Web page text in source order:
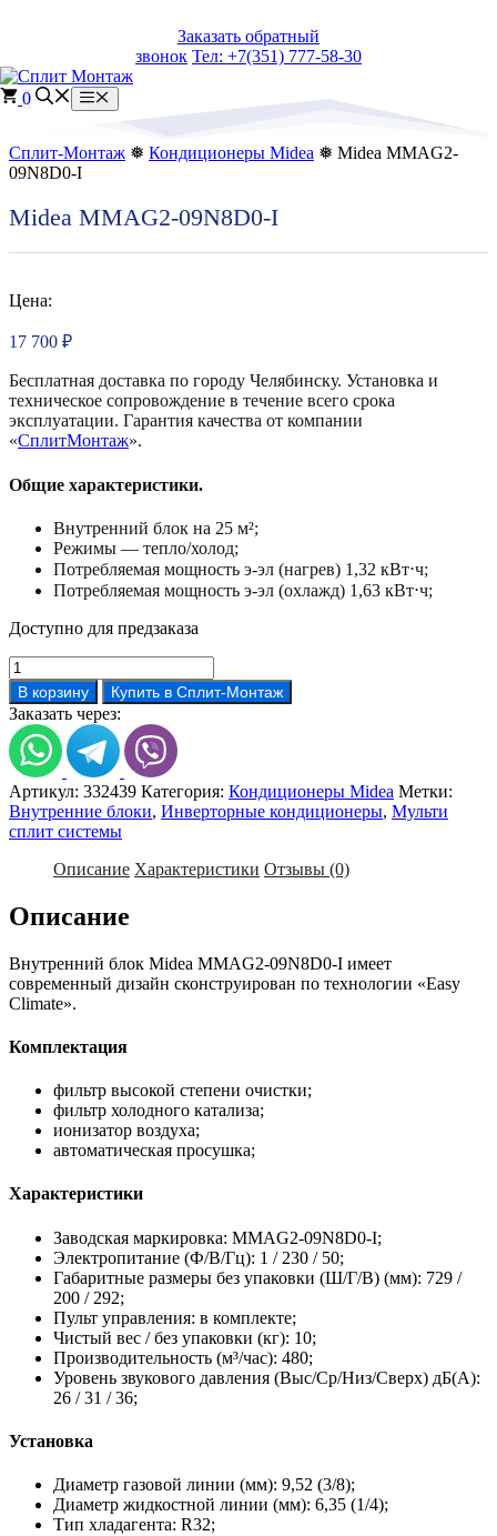
Заказать обратный
звонок Тел: +7(351) 777-58-30
0 Меню
Сплит-Монтаж ❅ Кондиционеры Midea ❅ Midea MMAG2-
09N8D0-I
Midea MMAG2-09N8D0-I
Цена:
17 700 ₽
Бесплатная доставка по городу Челябинску. Установка и
техническое сопровождение в течение всего срока
эксплуатации. Гарантия качества от компании
«СплитМонтаж».
Общие характеристики.
Внутренний блок на 25 м²;
Режимы — тепло/холод;
Потребляемая мощность э-эл (нагрев) 1,32 кВт⋅ч;
Потребляемая мощность э-эл (охлажд) 1,63 кВт⋅ч;
Доступно для предзаказа
Количество
товара
Midea
MMAG2-
09N8D0-
I
В корзину Купить в Сплит-Монтаж
Заказать через:
Артикул: 332439 Категория: Кондиционеры Midea Метки:
Внутренние блоки, Инверторные кондиционеры, Мульти
сплит системы
Описание Характеристики Отзывы (0)
Описание
Внутренний блок Midea MMAG2-09N8D0-I имеет
современный дизайн сконструирован по технологии «Easy
Climate».
Комплектация
фильтр высокой степени очистки;
фильтр холодного катализа;
ионизатор воздуха;
автоматическая просушка;
Характеристики
Заводская маркировка: MMAG2-09N8D0-I;
Электропитание (Ф/В/Гц): 1 / 230 / 50;
Габаритные размеры без упаковки (Ш/Г/В) (мм): 729 /
200 / 292;
Пульт управления: в комплекте;
Чистый вес / без упаковки (кг): 10;
Производительность (м³/час): 480;
Уровень звукового давления (Выс/Ср/Низ/Сверх) дБ(А):
26 / 31 / 36;
Установка
Диаметр газовой линии (мм): 9,52 (3/8);
Диаметр жидкостной линии (мм): 6,35 (1/4);
Тип хладагента: R32;